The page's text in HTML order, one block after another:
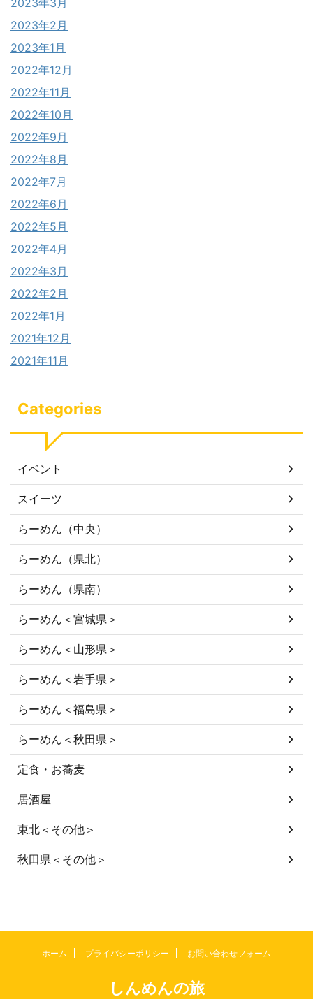
2023年2月
2023年1月
2022年12月
2022年11月
2022年10月
2022年9月
2022年8月
2022年7月
2022年6月
2022年5月
2022年4月
2022年3月
2022年2月
2022年1月
2021年12月
2021年11月
Categories
イベント
スイーツ
らーめん（中央）
らーめん（県北）
らーめん（県南）
らーめん＜宮城県＞
らーめん＜山形県＞
らーめん＜岩手県＞
らーめん＜福島県＞
らーめん＜秋田県＞
定食・お蕎麦
居酒屋
東北＜その他＞
秋田県＜その他＞
ホーム プライバシーポリシー お問い合わせフォーム
しんめんの旅